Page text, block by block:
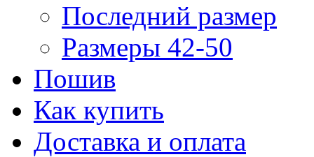
Последний размер
Размеры 42-50
Пошив
Как купить
Доставка и оплата